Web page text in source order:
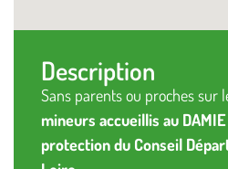
Description
Sans parents ou proches sur
mineurs accueillis au
protection du Conseil